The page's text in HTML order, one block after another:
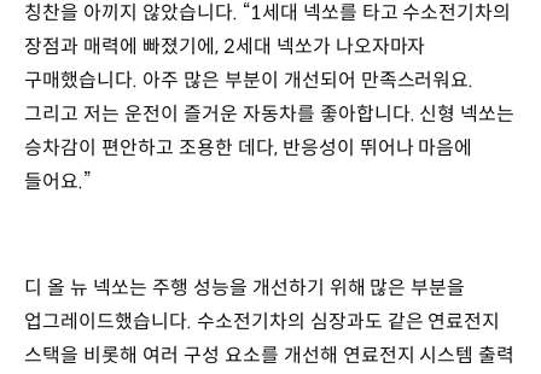
칭찬을 아끼지 않았습니다. “1세대 넥쏘를 타고 수소전기차의
장점과 매력에 빠졌기에, 2세대 넥쏘가 나오자마자
구매했습니다. 아주 많은 부분이 개선되어 만족스러워요.
그리고 저는 운전이 즐거운 자동차를 좋아합니다. 신형 넥쏘는
승차감이 편안하고 조용한 데다, 반응성이 뛰어나 마음에
들어요.”
디 올 뉴 넥쏘는 주행 성능을 개선하기 위해 많은 부분을
업그레이드했습니다. 수소전기차의 심장과도 같은 연료전지
스택을 비롯해 여러 구성 요소를 개선해 연료전지 시스템 출력